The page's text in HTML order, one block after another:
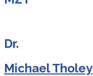
Dr.
Michael Tholey